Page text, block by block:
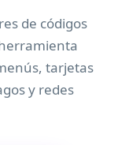
de códigos
tarjetas
y redes